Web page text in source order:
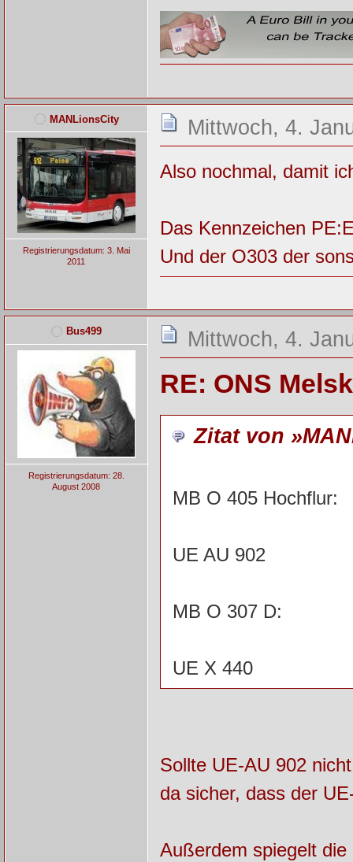
MANLionsCity
Registrierungsdatum: 3. Mai
2011
Mittwoch, 4.
Also nochmal, damit
Das Kennzeichen
Und der O303 der
Bus499
Registrierungsdatum: 28.
August 2008
Mittwoch, 4.
RE: ONS
Zitat von
MB O 405 Hochflur:
UE AU 902
MB O 307 D:
UE X 440
Sollte UE-AU 902
da sicher, dass der
Außerdem spiegelt